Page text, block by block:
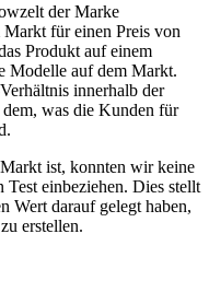
der Marke
für einen Preis von
Produkt auf einem
Modelle auf dem Markt.
innerhalb der
was die Kunden für
ist, konnten wir keine
einbeziehen. Dies stellt
Wert darauf gelegt haben,
erstellen.